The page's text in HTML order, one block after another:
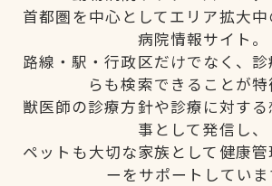
首都圏を中心としてエリア拡大
病院情報サイト。
路線・駅・行政区だけでなく、
らも検索できることが特
獣医師の診療方針や診療に対す
事として発信し、
ペットも大切な家族として健康
ーをサポートしていま